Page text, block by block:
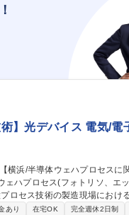
。 募集職種 【大分/製造オペレ
】光デバイス 電気/電
セス技術の製造現場における
等）の製造技術開発 ・量産立
あり 在宅OK 完全週休2日制